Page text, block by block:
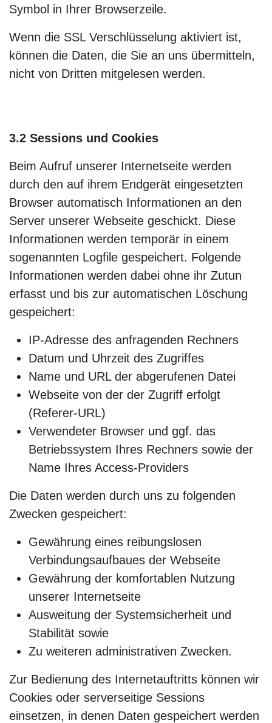
Symbol in Ihrer Browserzeile.
Wenn die SSL Verschlüsselung aktiviert ist,
können die Daten, die Sie an uns übermitteln,
nicht von Dritten mitgelesen werden.
3.2 Sessions und Cookies
Beim Aufruf unserer Internetseite werden
durch den auf ihrem Endgerät eingesetzten
Browser automatisch Informationen an den
Server unserer Webseite geschickt. Diese
Informationen werden temporär in einem
sogenannten Logfile gespeichert. Folgende
Informationen werden dabei ohne ihr Zutun
erfasst und bis zur automatischen Löschung
gespeichert:
IP-Adresse des anfragenden Rechners
Datum und Uhrzeit des Zugriffes
Name und URL der abgerufenen Datei
Webseite von der der Zugriff erfolgt
(Referer-URL)
Verwendeter Browser und ggf. das
Betriebssystem Ihres Rechners sowie der
Name Ihres Access-Providers
Die Daten werden durch uns zu folgenden
Zwecken gespeichert:
Gewährung eines reibungslosen
Verbindungsaufbaues der Webseite
Gewährung der komfortablen Nutzung
unserer Internetseite
Ausweitung der Systemsicherheit und
Stabilität sowie
Zu weiteren administrativen Zwecken.
Zur Bedienung des Internetauftritts können wir
Cookies oder serverseitige Sessions
einsetzen, in denen Daten gespeichert werden